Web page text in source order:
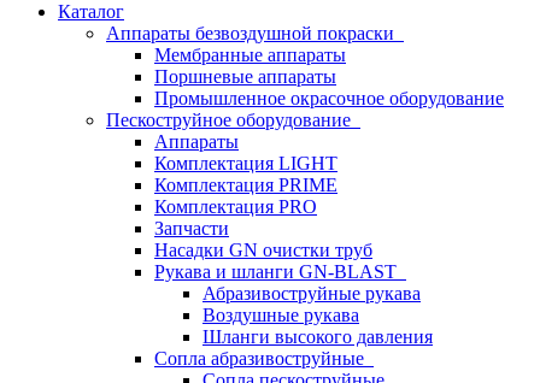
Каталог
Аппараты безвоздушной покраски
Мембранные аппараты
Поршневые аппараты
Промышленное окрасочное оборудование
Пескоструйное оборудование
Аппараты
Комплектация LIGHT
Комплектация PRIME
Комплектация PRO
Запчасти
Насадки GN очистки труб
Рукава и шланги GN-BLAST
Абразивоструйные рукава
Воздушные рукава
Шланги высокого давления
Сопла абразивоструйные